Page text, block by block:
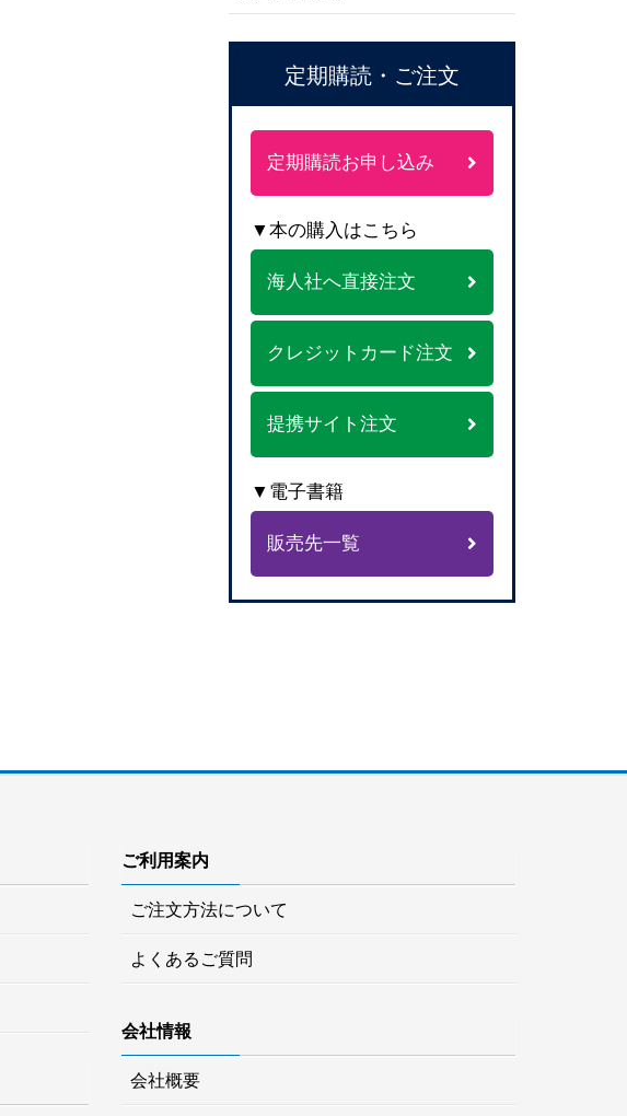
定期購読・ご注文
定期購読お申し込み
▼本の購入はこちら
海人社へ直接注文
クレジットカード注文
提携サイト注文
▼電子書籍
販売先一覧
ご利用案内
ご注文方法について
よくあるご質問
会社情報
会社概要